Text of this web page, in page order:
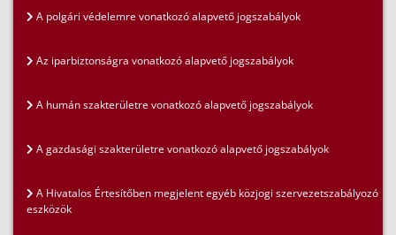
A polgári védelemre vonatkozó alapvető jogszabályok
Az iparbiztonságra vonatkozó alapvető jogszabályok
A humán szakterületre vonatkozó alapvető jogszabályok
A gazdasági szakterületre vonatkozó alapvető jogszabályok
A Hivatalos Értesítőben megjelent egyéb közjogi szervezetszabályozó
eszközök